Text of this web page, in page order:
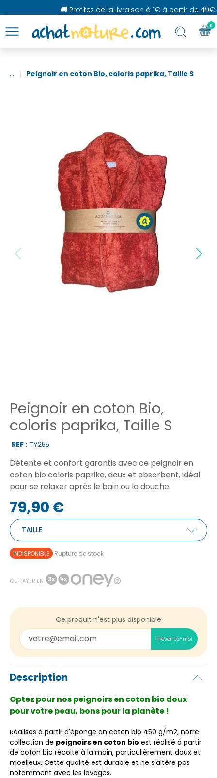
🚚 Profitez de la livraison à 1€ à partir de 49€
... Peignoir en coton Bio, coloris paprika, Taille S
Peignoir en coton Bio,
coloris paprika, Taille S
REF : TY255
Détente et confort garantis avec ce peignoir en
coton bio coloris paprika, doux et absorbant, idéal
pour se relaxer après le bain ou la douche.
79,90 €
TAILLE
INDISPONIBLE Rupture de stock
OU PAYER EN
Ce produit n'est plus disponible
Prévenez-moi
Description
Optez pour nos peignoirs en coton bio doux
pour votre peau, bons pour la planète !
Réalisés à partir d'éponge en coton bio 450 g/m2, notre
collection de peignoirs en coton bio est réalisé à partir
de coton bio récolté à la main, particulièrement doux et
moelleux. Cette qualité est durable et ne s'altère pas
notamment avec les lavages.
0